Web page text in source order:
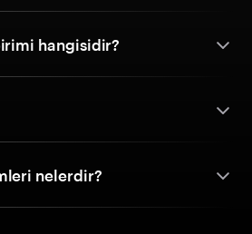
hangisidir?
nelerdir?